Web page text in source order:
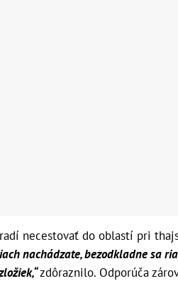
necestovať do oblastí pri
nachádzate, bezodkladne sa
zdôraznilo. Odporúča